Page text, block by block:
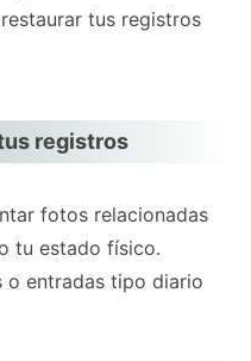
tus registros
registros
fotos relacionadas
tu estado físico.
o entradas tipo diario